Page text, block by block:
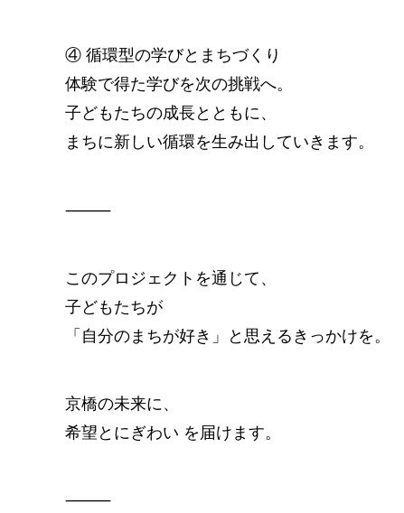
④ 循環型の学びとまちづくり
体験で得た学びを次の挑戦へ。
子どもたちの成長とともに、
まちに新しい循環を生み出していきます。
⸻
このプロジェクトを通じて、
子どもたちが
「自分のまちが好き」と思えるきっかけを。
京橋の未来に、
希望とにぎわい を届けます。
⸻